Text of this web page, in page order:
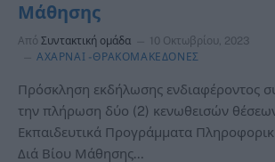
Μάθησης
Από Συντακτική ομάδα
10 Οκτωβρίου, 2023
ΑΧΑΡΝΑΙ -ΘΡΑΚΟΜΑΚΕΔΟΝΕΣ
Πρόσκληση εκδήλωσης ενδιαφέροντος
την πλήρωση δύο (2) κενωθεισών
Εκπαιδευτικά Προγράμματα
Διά Βίου Μάθησης…